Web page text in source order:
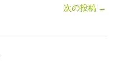
次の投稿 →